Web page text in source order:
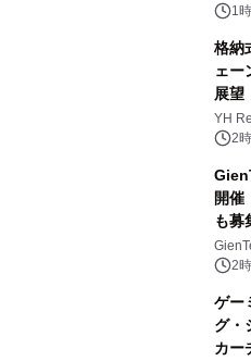
1
格納
ェー
展望
YH
2
開
も募
2
ゲー
グ・
カー